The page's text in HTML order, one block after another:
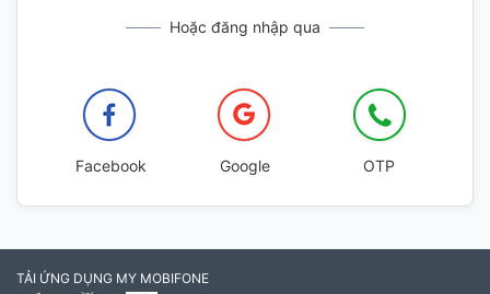
Hoặc đăng nhập qua
Facebook Google OTP
TẢI ỨNG DỤNG MY MOBIFONE